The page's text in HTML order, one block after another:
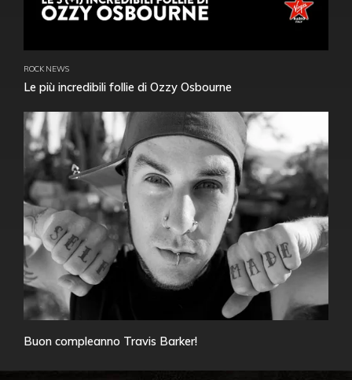
ROCK NEWS
Le più incredibili follie di Ozzy Osbourne
Buon compleanno Travis Barker!